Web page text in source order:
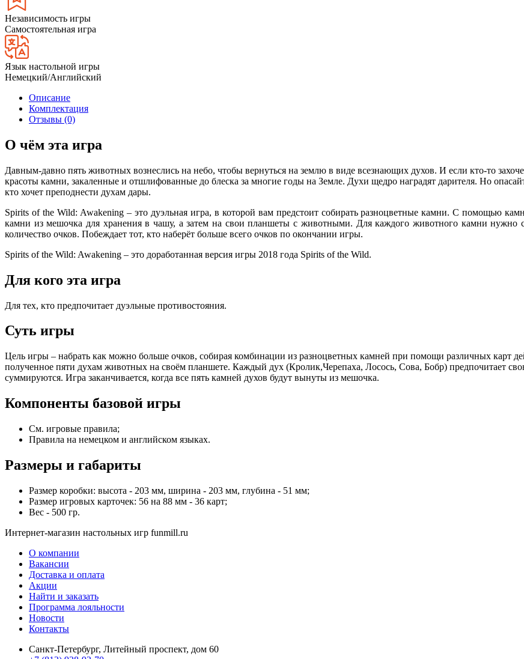
Независимость игры
Самостоятельная игра
Язык настольной игры
Немецкий/Английский
Описание
Комплектация
Отзывы (0)
О чём эта игра
Давным-давно пять животных вознеслись на небо, чтобы вернуться на землю в виде всезнающих духов. И если кто-то
красоты камни, закаленные и отшлифованные до блеска за многие годы на Земле. Духи щедро наградят дарителя. Но
кто хочет преподнести духам дары.
Spirits of the Wild: Awakening – это дуэльная игра, в которой вам предстоит собирать разноцветные камни. С помощью
камни из мешочка для хранения в чашу, а затем на свои планшеты с животными. Для каждого животного камни нужно
количество очков. Побеждает тот, кто наберёт больше всего очков по окончании игры.
Spirits of the Wild: Awakening – это доработанная версия игры 2018 года Spirits of the Wild.
Для кого эта игра
Для тех, кто предпочитает дуэльные противостояния.
Суть игры
Цель игры – набрать как можно больше очков, собирая комбинации из разноцветных камней при помощи различных карт
полученное пяти духам животных на своём планшете. Каждый дух (Кролик,Черепаха, Лосось, Сова, Бобр) предпочитает
суммируются. Игра заканчивается, когда все пять камней духов будут вынуты из мешочка.
Компоненты базовой игры
См. игровые правила;
Правила на немецком и английском языках.
Размеры и габариты
Размер коробки: высота - 203 мм, ширина - 203 мм, глубина - 51 мм;
Размер игровых карточек: 56 на 88 мм - 36 карт;
Вес - 500 гр.
Интернет-магазин настольных игр funmill.ru
О компании
Вакансии
Доставка и оплата
Акции
Найти и заказать
Программа лояльности
Новости
Контакты
Санкт-Петербург, Литейный проспект, дом 60